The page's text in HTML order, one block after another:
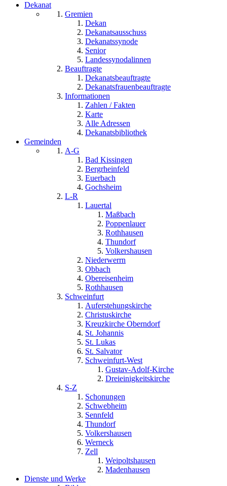
Dekanat
Gremien
Dekan
Dekanatsausschuss
Dekanatssynode
Senior
Landessynodalinnen
Beauftragte
Dekanatsbeauftragte
Dekanatsfrauenbeauftragte
Informationen
Zahlen / Fakten
Karte
Alle Adressen
Dekanatsbibliothek
Gemeinden
A-G
Bad Kissingen
Bergrheinfeld
Euerbach
Gochsheim
L-R
Lauertal
Maßbach
Poppenlauer
Rothhausen
Thundorf
Volkershausen
Niederwerrn
Obbach
Obereisenheim
Rothhausen
Schweinfurt
Auferstehungskirche
Christuskirche
Kreuzkirche Oberndorf
St. Johannis
St. Lukas
St. Salvator
Schweinfurt-West
Gustav-Adolf-Kirche
Dreieinigkeitskirche
S-Z
Schonungen
Schwebheim
Sennfeld
Thundorf
Volkershausen
Werneck
Zell
Weipoltshausen
Madenhausen
Dienste und Werke